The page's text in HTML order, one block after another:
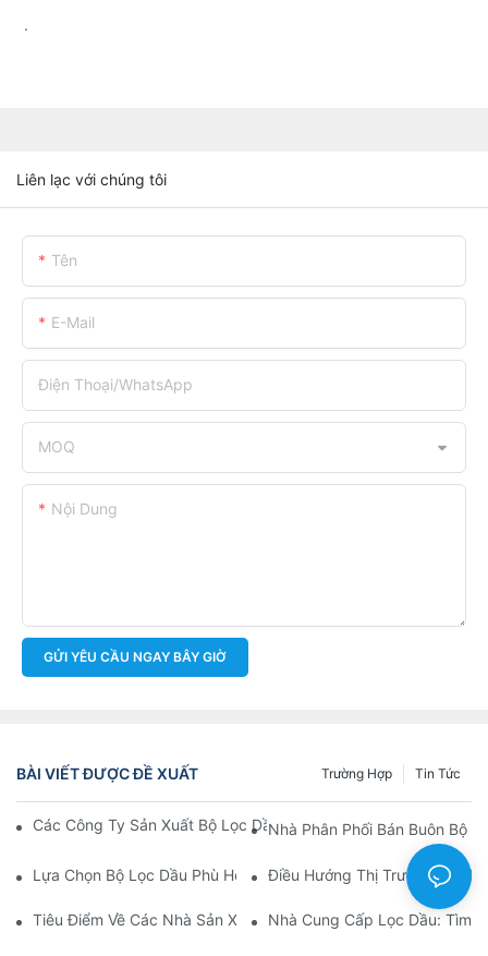
.
Liên lạc với chúng tôi
Tên
E-Mail
Điện Thoại/WhatsApp
MOQ
Nội Dung
GỬI YÊU CẦU NGAY BÂY GIỜ
BÀI VIẾT ĐƯỢC ĐỀ XUẤT Tin Tức
Trường Hợp
Các Công Ty Sản Xuất Bộ Lọc Dầu Hàng Đầu: Tổng Quan Toàn
Nhà Phân Phối Bán Buôn Bộ
Lựa Chọn Bộ Lọc Dầu Phù Hợp Cho Mẫu Xe Của Bạn: Những
Điều Hướng Thị Trường Bán
Tiêu Điểm Về Các Nhà Sản Xuất Bộ Lọc Dầu Hàng Đầu Và
Nhà Cung Cấp Lọc Dầu: Tìm